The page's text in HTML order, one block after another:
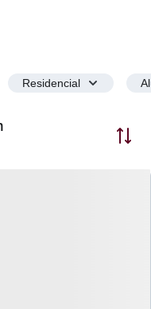
Residencial
Ordenar